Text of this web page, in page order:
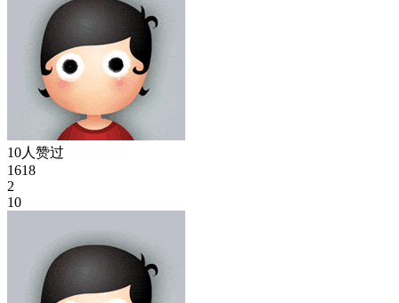
10人赞过
1618
2
10